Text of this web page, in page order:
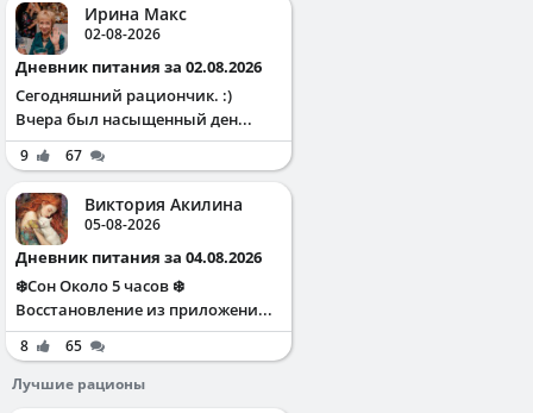
Ирина Макс
02-08-2026
Дневник питания за 02.08.2026
Сегодняшний рациончик. :)
Вчера был насыщенный ден...
9 67
Виктория Акилина
05-08-2026
Дневник питания за 04.08.2026
❄️Сон Около 5 часов ❄️
Восстановление из приложени...
8
65
Лучшие рационы